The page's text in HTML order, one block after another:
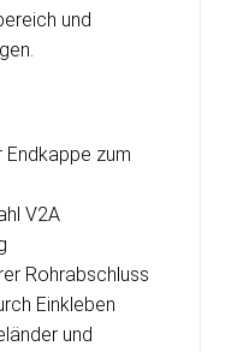
und
zum
V2A
Rohrabschluss
Einkleben
und